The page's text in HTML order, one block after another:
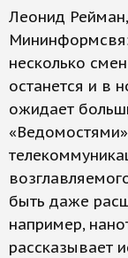
Леонид
несколько
останется и в
ожидает
быть даже
например,
рассказывает